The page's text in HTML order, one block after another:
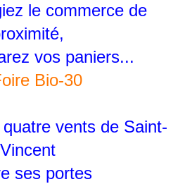
le commerce de
vos paniers...
vents de Saint-
Vincent
ses portes